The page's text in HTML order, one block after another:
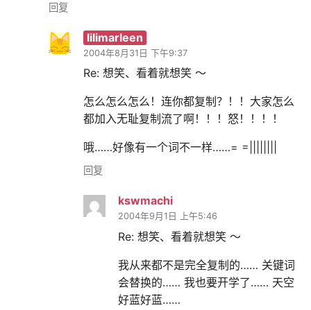
回复
lilimarleen
2004年8月31日 下午9:37
Re: 想笑、看着就想笑 ～
怎么怎么怎么！连你都复制？！！大家怎么
都加入无耻复制流了啊！！！怒！！！！
哦……好像有一个词不一样……= =||||||||
回复
kswmachi
2004年9月1日 上午5:46
Re: 想笑、看着就想笑 ～
我从来都不是完全复制的…… 关键词
会替换的…… 我也要开学了…… 天空
好蓝好蓝……